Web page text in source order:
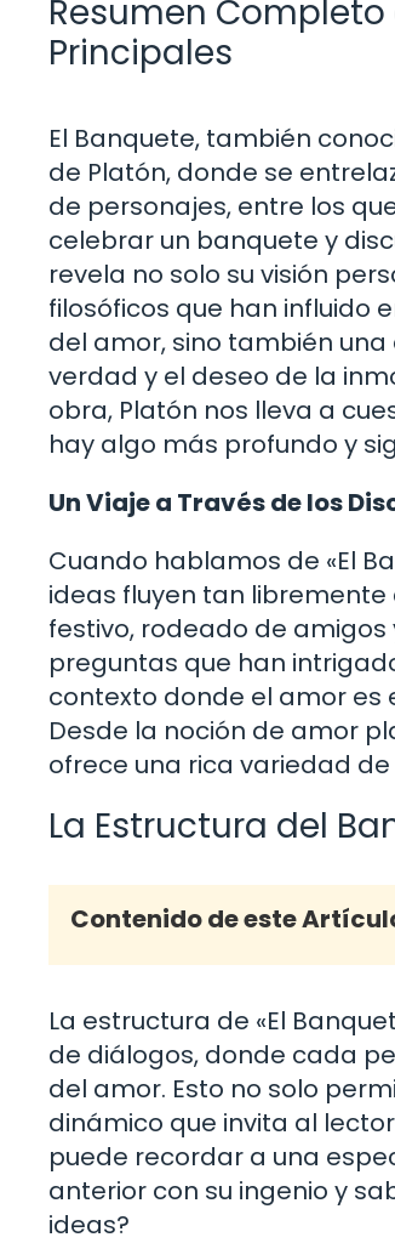
Resumen
Principales
El Banquete, también
de Platón, donde se
de personajes, entre los
celebrar un banquete y
revela no solo su visión
filosóficos que han influido
del amor, sino también
verdad y el deseo de la
obra, Platón nos lleva a
hay algo más profundo y
Un Viaje a Través de los
Cuando hablamos de «El
ideas fluyen tan
festivo, rodeado de
preguntas que han
contexto donde el amor es
Desde la noción de amor
ofrece una rica variedad
La Estructura del
Contenido de este
La estructura de «El
de diálogos, donde cada
del amor. Esto no solo
dinámico que invita al
puede recordar a una
anterior con su ingenio y
ideas?